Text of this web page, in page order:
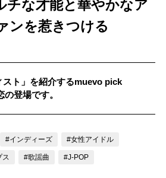
#女性SSW
な才能と華やかなア
ンを惹きつける
スト」を紹介するmuevo pick
登場です。
#インディーズ #女性アイドル
ス #歌謡曲 #J-POP